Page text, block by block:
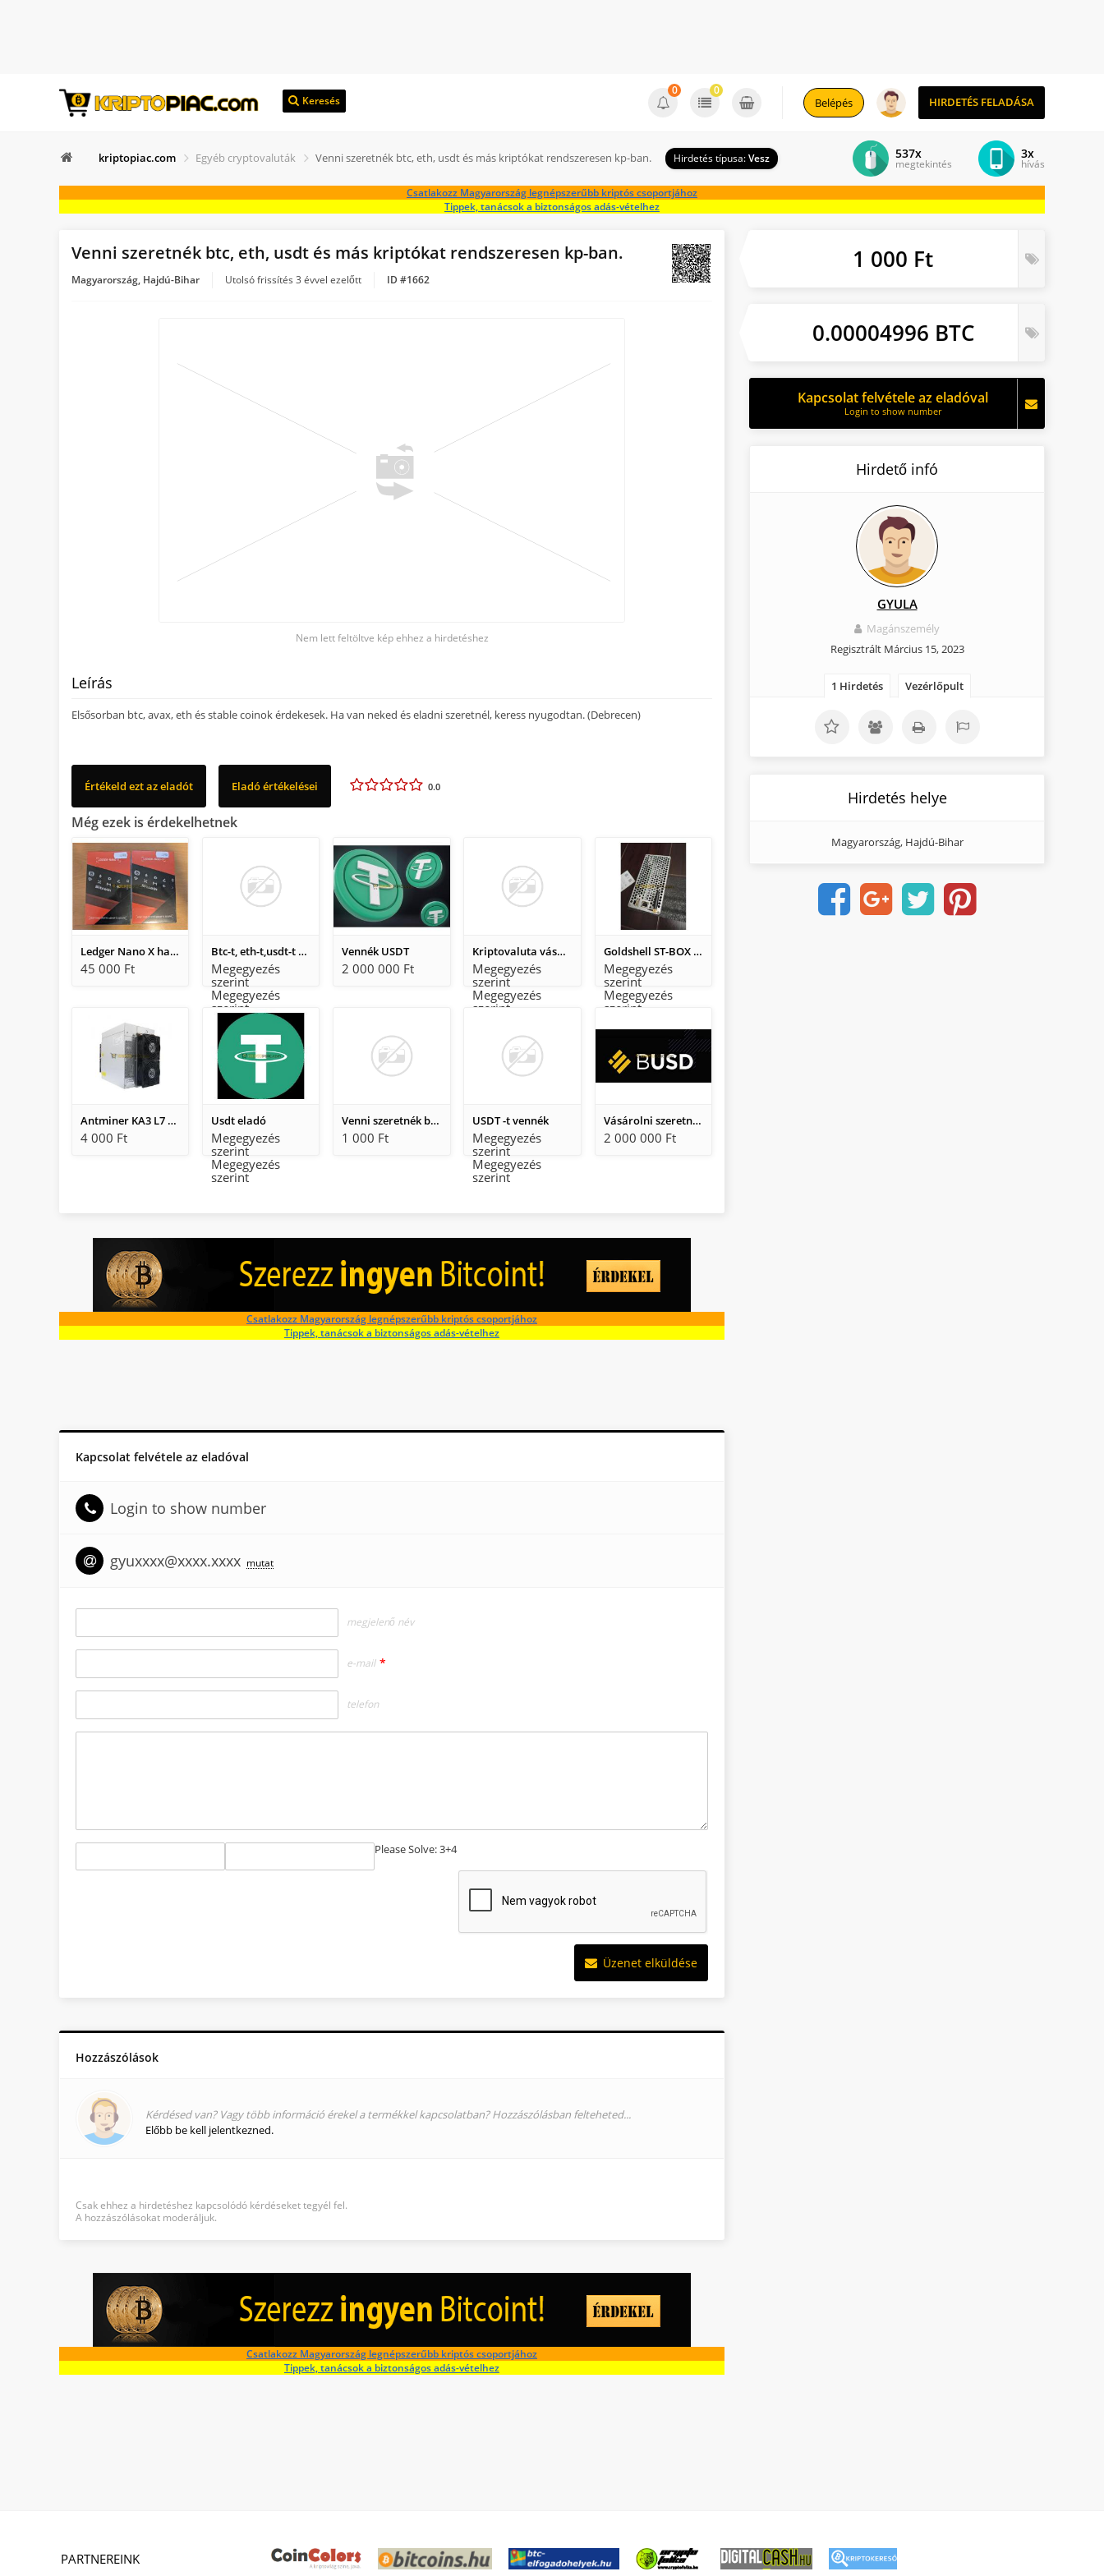
Keresés HIRDETÉS FELADÁSA
Belépés
0 0
kriptopiac.com Egyéb cryptovaluták Venni szeretnék btc, eth, usdt és más kriptókat rendszeresen kp-ban. Hirdetés típusa:Vesz 3x
hívás
537x
megtekintés
Csatlakozz Magyarország legnépszerűbb kriptós csoportjához
Tippek, tanácsok a biztonságos adás-vételhez
Venni szeretnék btc, eth, usdt és más kriptókat rendszeresen kp-ban.
Magyarország, Hajdú-Bihar Utolsó frissítés 3 évvel ezelőtt ID #1662
Nem lett feltöltve kép ehhez a hirdetéshez
Leírás
Elsősorban btc, avax, eth és stable coinok érdekesek. Ha van neked és eladni szeretnél, keress nyugodtan. (Debrecen)
Értékeld ezt az eladót Eladó értékelései 0.0
Még ezek is érdekelhetnek
Ledger Nano X hardver pénztárca - BONTATLAN!
45 000 Ft
Btc-t, eth-t,usdt-t veszek készpénzért Huf/EUR Budapesten
Megegyezés
szerint
Megegyezés
szerint
Vennék USDT
2 000 000 Ft
Kriptovaluta vásárlás
Megegyezés
szerint
Megegyezés
szerint
Goldshell ST-BOX ASIC miner bányászgép
Megegyezés
szerint
Megegyezés
szerint
Antminer KA3 L7 K7 GOLDSHELL
4 000 Ft
Usdt eladó
Megegyezés
szerint
Megegyezés
szerint
Venni szeretnék btc, eth, usdt és más kriptókat rendszeresen kp-ban.
1 000 Ft
USDT -t vennék
Megegyezés
szerint
Megegyezés
szerint
Vásárolni szeretnek stabil coint
2 000 000 Ft
Csatlakozz Magyarország legnépszerűbb kriptós csoportjához
Tippek, tanácsok a biztonságos adás-vételhez
Kapcsolat felvétele az eladóval
Login to show number
gyuxxxx@xxxx.xxxx mutat
megjelenő név
e-mail *
telefon
Please Solve: 3+4
Üzenet elküldése
Hozzászólások
Kérdésed van? Vagy több információ érekel a termékkel kapcsolatban? Hozzászólásban felteheted...
Előbb be kell jelentkezned.
Csak ehhez a hirdetéshez kapcsolódó kérdéseket tegyél fel.
A hozzászólásokat moderáljuk.
Csatlakozz Magyarország legnépszerűbb kriptós csoportjához
Tippek, tanácsok a biztonságos adás-vételhez
1 000 Ft
0.00004996 BTC
Kapcsolat felvétele az eladóval
Login to show number
Hirdető infó
GYULA
Magánszemély
Regisztrált Március 15, 2023
1 Hirdetés Vezérlőpult
Hirdetés helye
Magyarország, Hajdú-Bihar
PARTNEREINK